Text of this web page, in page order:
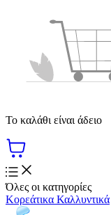
Το καλάθι είναι άδειο
Όλες οι κατηγορίες
Κορεάτικα Καλλυντικά